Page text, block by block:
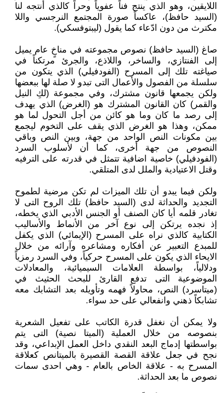
اللايقين، وهو الذي ينتج فناً عفوياً وحراً كالذي أنتجه لنا
(السيد حافظ)، عاكساً صورة المجتمع النرجسي واللا
مكترث من دون ادّعاء كما يقول (ليبتوفسكي).
صاغ (السيد حافظ) نصوص مجموعته في مناخٍ عام يميل
إلى الفنتازي، والساخر، واللاذع، والجرئ مرتكناً في
صياغته تلك إلى المسرح (الفودفيلي) الذي يتكون من
سلسلة من الفصول والأعمال التى تبدو لا صلة لها ببعضها
ولكن يجمعها قانون مشترك، وفي مجموعة (لكِ النيل
والقمر) كان القانون المشترك هو (الغرض) الذي يهدف
إلى رصد ما كان وما هو كائن من أجل التحول لما هو
ممكن، وهذا هو الغرض الذي يقف على التخوم ليجمع
بين مكونات النص الواحد من جهة، وبين النص وباقي
النصوص من جهة أخرى، كما أن لأسلوب السرد
(الفودفيلي) خاصية اضافية تتمثل في قدرته على الترفيه
وقتل الاعتيادية والملل لدى المتلقي.
ولكن فيما يبدو أن تلك الميزات لم تكن مرضية لطموح
التجديد والحداثة لدى (السيد حافظ) تلك الروح التى لا
تغادر قلمه أيا كان الصنف أو الجنس الأدبي الذي يخطه،
إذ نجده يرتكن إلى نوع آخر من الأنماط والأساليب
الكتابية كالذي نراه على المسرح (الإيمائي) الذي يكفل
للمبدع التعبير عن أفكاره ومشاعره وآرائه من خلال
الايحاء الذي يكون على المسرح حركياً، وفي السرد رمزياً
ودلالياً، بواسطة العلامات السيميائية، والمعادلات
الموضوعية التى تدفع القارئ للبحث الحثيث في
(ميتاسرد) النص، محاولاً فهمه وتأويله بعد التشابك معه
تشابكاً ذهني وانفعالي على حد سواء.
ولا يمكن أن نغفل قدرة الكاتب على تفعيل الشعرية
بنصوصه من خلال العملية (الميتا نصية) التى يتم
بواسطتها إدماج البعد النقدي داخل العمل الإبداعي، وقد
نجح في جعل علاقة القصة القصيرة بالميتانص كعلاقة
المسرح به - علاقة الخاص بالعام - وهي احدى سمات
نصوص ما بعد الحداثة.